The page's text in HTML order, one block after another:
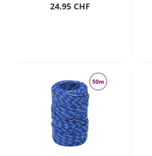
24.95 CHF